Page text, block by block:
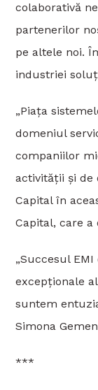
colaborativă
partenerilor
pe altele noi.
industriei
„Piața
domeniul
companiilor
activității și de
Capital în
Capital, care a
„Succesul
excepționale
suntem
Simona
***